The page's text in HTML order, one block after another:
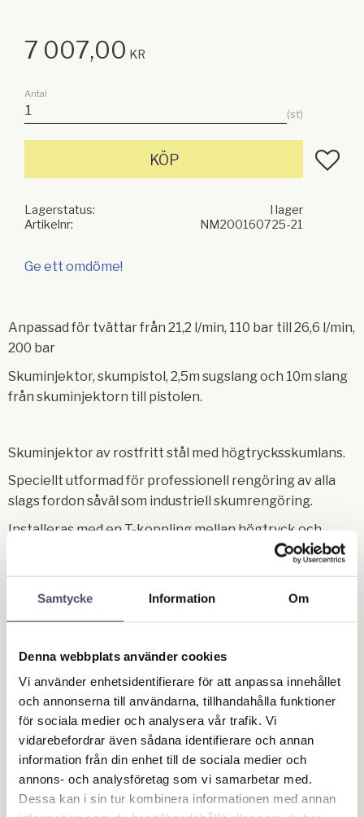
Samtycke Information Om
Denna webbplats använder cookies
Vi använder enhetsidentifierare för att anpassa innehållet
och annonserna till användarna, tillhandahålla funktioner
för sociala medier och analysera vår trafik. Vi
vidarebefordrar även sådana identifierare och annan
information från din enhet till de sociala medier och
annons- och analysföretag som vi samarbetar med.
Dessa kan i sin tur kombinera informationen med annan
7 007,00 KR
Antal
st
KÖP Lägg
Lagerstatus
I lager
Artikelnr
NM200160725-21
Ge ett omdöme!
Anpassad för tvättar från 21,2 l/min, 110 bar till 26,6 l/min,
200 bar
Skuminjektor, skumpistol, 2,5m sugslang och 10m slang
från skuminjektorn till pistolen.
Skuminjektor av rostfritt stål med högtrycksskumlans.
Speciellt utformad för professionell rengöring av alla
slags fordon såväl som industriell skumrengöring.
Installeras med en T-koppling mellan högtryck och
Anslutningen från injektionsenheten till
högtrycksskumlansen görs med valfri högtrycksslang
med en längd upp till 40 m.
Stora besparingar av både rengöringsmedel och tid kan
uppnås eftersom skumlansen
har rengöringsmedel direkt tillgängligt utan att man
behöver ändra inställningar på
enheten eller att man behöver ytterligare annan
utrustning.